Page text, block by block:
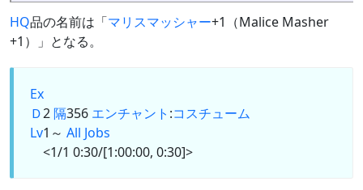
HQ品の名前は「マリスマッシャー+1（Malice Masher
+1）」となる。
Ex
Ｄ2隔356 エンチャント :コスチューム
Lv1～ All Jobs
<1/1 0:30/[1:00:00, 0:30]>